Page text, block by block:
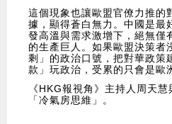
這個現象也讓歐盟官僚力推的
據，顯得蒼白無力。中國是最
發高溫與需求激增下，絕無僅
的生產巨人。如果歐盟決策者
剩」的政治口號，把對華政策
款」玩政治，受累的只會是歐
《HKG報視角》主持人周天
「冷氣房思維」。